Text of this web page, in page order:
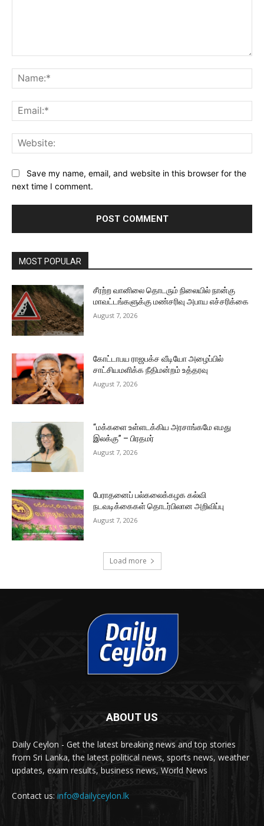
Save my name, email, and website in this browser for the
next time I comment.
MOST POPULAR
சீரற்ற வானிலை தொடரும் நிலையில் நான்கு
மாவட்டங்களுக்கு மண்சரிவு அபாய எச்சரிக்கை
August 7, 2026
கோட்டாபய ராஜபக்ச வீடியோ அழைப்பில்
சாட்சியமளிக்க நீதிமன்றம் உத்தரவு
August 7, 2026
“மக்களை உள்ளடக்கிய அரசாங்கமே எமது
இலக்கு” – பிரதமர்
August 7, 2026
பேராதனைப் பல்கலைக்கழக கல்வி
நடவடிக்கைகள் தொடர்பிலான அறிவிப்பு
August 7, 2026
Load more
ABOUT US
Daily Ceylon - Get the latest breaking news and top stories
from Sri Lanka, the latest political news, sports news, weather
updates, exam results, business news, World News
Contact us: info@dailyceylon.lk